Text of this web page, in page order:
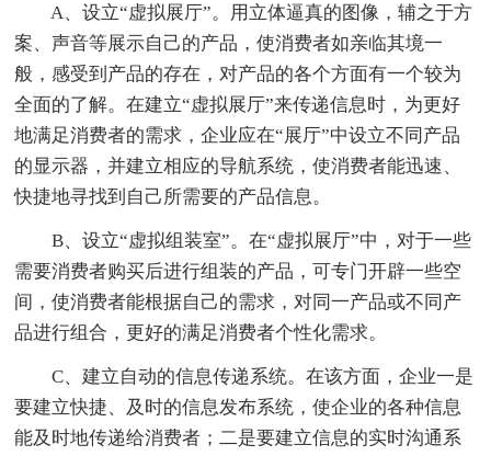
A、设立“虚拟展厅”。用立体逼真的图像，辅之于方
案、声音等展示自己的产品，使消费者如亲临其境一
般，感受到产品的存在，对产品的各个方面有一个较为
全面的了解。在建立“虚拟展厅”来传递信息时，为更好
地满足消费者的需求，企业应在“展厅”中设立不同产品
的显示器，并建立相应的导航系统，使消费者能迅速、
快捷地寻找到自己所需要的产品信息。
B、设立“虚拟组装室”。在“虚拟展厅”中，对于一些
需要消费者购买后进行组装的产品，可专门开辟一些空
间，使消费者能根据自己的需求，对同一产品或不同产
品进行组合，更好的满足消费者个性化需求。
C、建立自动的信息传递系统。在该方面，企业一是
要建立快捷、及时的信息发布系统，使企业的各种信息
能及时地传递给消费者；二是要建立信息的实时沟通系